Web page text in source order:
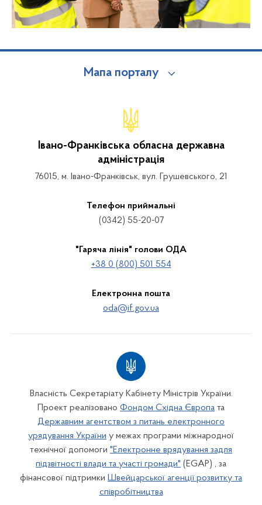
Мапа порталу
Івано-Франківська обласна державна
адміністрація
76015, м. Івано-Франківськ, вул. Грушевського, 21
Телефон приймальні
(0342) 55-20-07
"Гаряча лінія" голови ОДА
+38 0 (800) 501 554
Електронна пошта
oda@if.gov.ua
Власність Секретаріату Кабінету Міністрів України.
Проект реалізовано Фондом Східна Європа та
Державним агентством з питань електронного
урядування України у межах програми міжнародної
технічної допомоги "Електронне врядування задля
підзвітності влади та участі громади" (EGAP) , за
фінансової підтримки Швейцарської агенції розвитку та
співробітництва